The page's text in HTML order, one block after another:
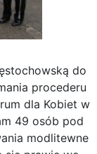
do
procederu
dla Kobiet w
49 osób pod
modlitewne